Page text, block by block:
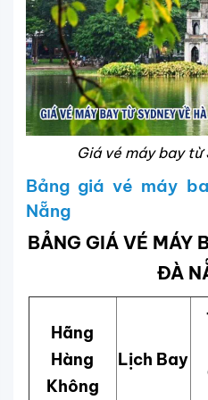
Giá vé máy bay từ
Bảng giá vé máy
Nẵng
BẢNG GIÁ VÉ MÁY
ĐÀ
Hãng
Hàng
Không
Lịch Bay